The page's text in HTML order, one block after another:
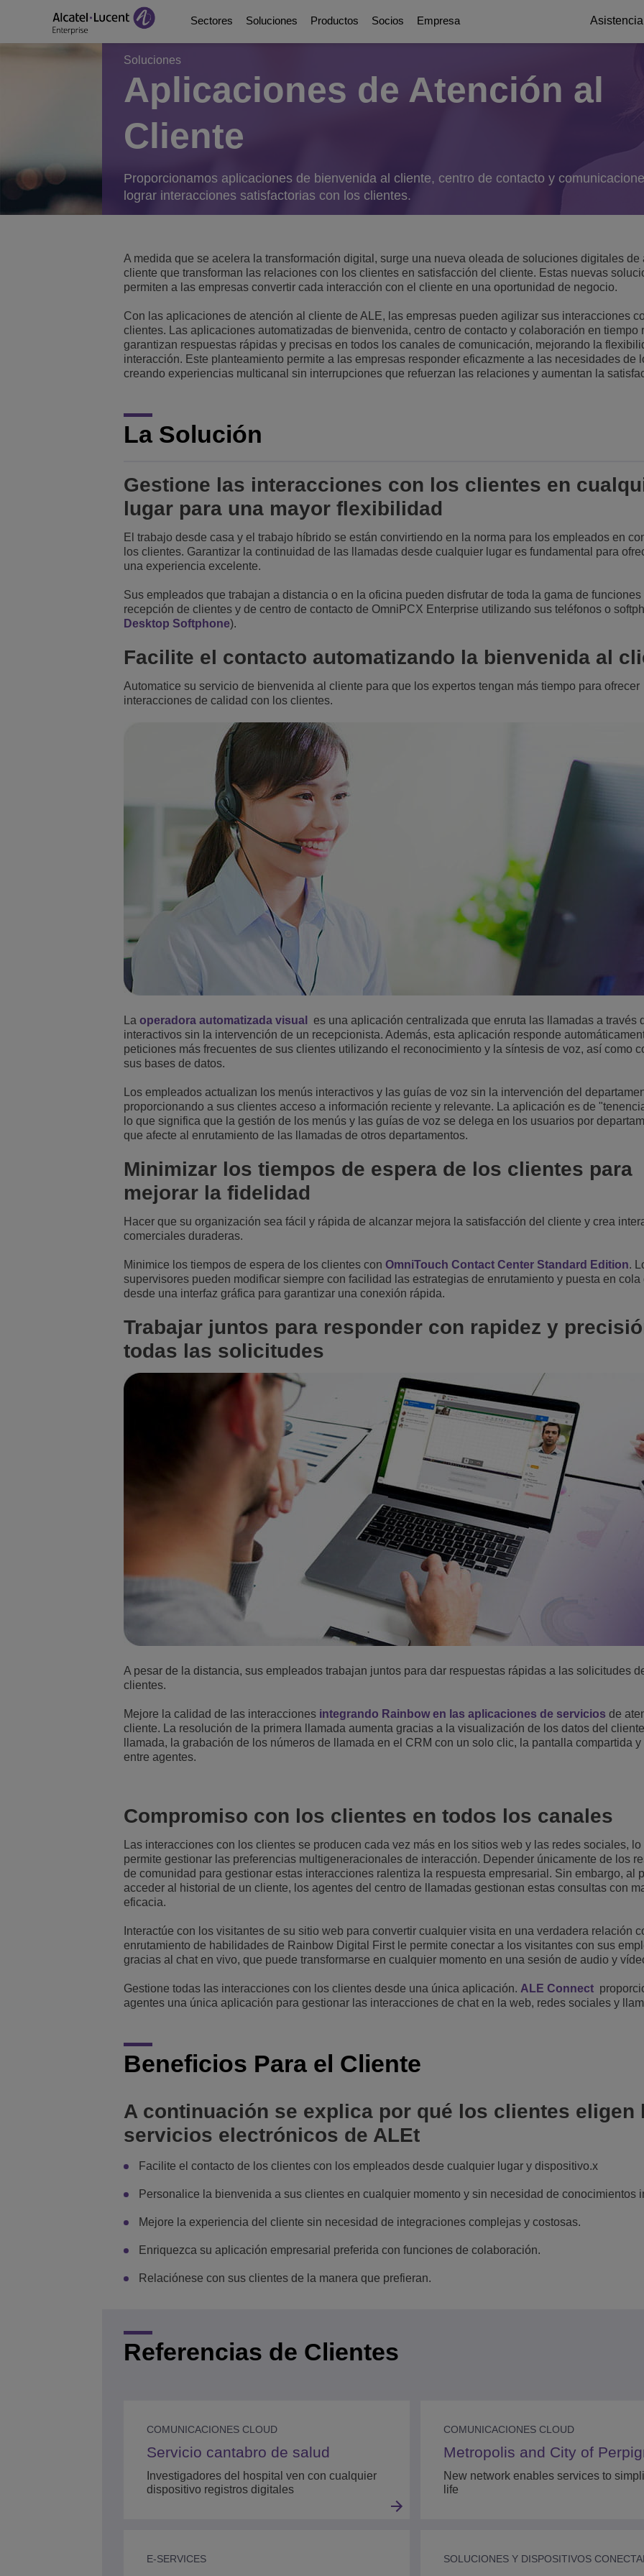
Asistencia
Sectores
Education Solutions Education
Primacía del
Soluciones de energía y servicios públicos
Soluciones sanitarias
Manufacturing Solutions
Edificios inteligentes
Transportation Solutions
Pequeñas y medias empresas, PYMES
Soluciones
Digital Age Communications Digital Age
Seguridad
Single Pair Ethernet
Comunicaciones unificadas
Aplicaciones de Atención al Cliente
Todo como servicio (XaaS)
Digital Age Networking
Servicios
Productos
Plataformas de comunicación Plataformas de
OpenTouch Enterprise Cloud
DECT Platforms
Estaciones base SIP-DECT
Lee más
Contact Center and Attendants
DeskPhones, Softphones y Dispositivos
Switches
LAN inalámbrica
Gestión de red y seguridad
Socios
Socios Socios
Business Partners
Developer and Solution Partners
Empresa
Quiénes somos Quiénes somos
Historia
Videoteca
Blog
Eventos y Webinars
Novedades ALE
Ubicación de las oficinas de ALE
Soluciones
Aplicaciones de Atención al
Cliente
Proporcionamos aplicaciones de bienvenida al cliente, centro de contacto y
lograr interacciones satisfactorias con los clientes.
A medida que se acelera la transformación digital, surge una nueva oleada de soluciones digitales de
cliente que transforman las relaciones con los clientes en satisfacción del cliente. Estas nuevas
permiten a las empresas convertir cada interacción con el cliente en una oportunidad de negocio.
Con las aplicaciones de atención al cliente de ALE, las empresas pueden agilizar sus interacciones
clientes. Las aplicaciones automatizadas de bienvenida, centro de contacto y colaboración en tiempo
garantizan respuestas rápidas y precisas en todos los canales de comunicación, mejorando la
interacción. Este planteamiento permite a las empresas responder eficazmente a las necesidades de
creando experiencias multicanal sin interrupciones que refuerzan las relaciones y aumentan la
La Solución
Gestione las interacciones con los clientes en
lugar para una mayor flexibilidad
El trabajo desde casa y el trabajo híbrido se están convirtiendo en la norma para los empleados en
los clientes. Garantizar la continuidad de las llamadas desde cualquier lugar es fundamental para
una experiencia excelente.
Sus empleados que trabajan a distancia o en la oficina pueden disfrutar de toda la gama de funciones
recepción de clientes y de centro de contacto de OmniPCX Enterprise utilizando sus teléfonos o
Desktop Softphone).
Facilite el contacto automatizando la bienvenida al
Automatice su servicio de bienvenida al cliente para que los expertos tengan más tiempo para ofrecer
interacciones de calidad con los clientes.
La operadora automatizada visual
es una aplicación centralizada que enruta las llamadas a través
interactivos sin la intervención de un recepcionista. Además, esta aplicación responde
peticiones más frecuentes de sus clientes utilizando el reconocimiento y la síntesis de voz, así como
sus bases de datos.
Los empleados actualizan los menús interactivos y las guías de voz sin la intervención del
proporcionando a sus clientes acceso a información reciente y relevante. La aplicación es de
lo que significa que la gestión de los menús y las guías de voz se delega en los usuarios por
que afecte al enrutamiento de las llamadas de otros departamentos.
Minimizar los tiempos de espera de los clientes para
mejorar la fidelidad
Hacer que su organización sea fácil y rápida de alcanzar mejora la satisfacción del cliente y crea
comerciales duraderas.
Minimice los tiempos de espera de los clientes con OmniTouch Contact Center Standard Edition.
supervisores pueden modificar siempre con facilidad las estrategias de enrutamiento y puesta en
desde una interfaz gráfica para garantizar una conexión rápida.
Trabajar juntos para responder con rapidez y
todas las solicitudes
A pesar de la distancia, sus empleados trabajan juntos para dar respuestas rápidas a las solicitudes
clientes.
Mejore la calidad de las interacciones integrando Rainbow en las aplicaciones de servicios de
cliente. La resolución de la primera llamada aumenta gracias a la visualización de los datos del
llamada, la grabación de los números de llamada en el CRM con un solo clic, la pantalla compartida y
entre agentes.
Compromiso con los clientes en todos los canales
Las interacciones con los clientes se producen cada vez más en los sitios web y las redes sociales,
permite gestionar las preferencias multigeneracionales de interacción. Depender únicamente de los
de comunidad para gestionar estas interacciones ralentiza la respuesta empresarial. Sin embargo, al
acceder al historial de un cliente, los agentes del centro de llamadas gestionan estas consultas con
eficacia.
Interactúe con los visitantes de su sitio web para convertir cualquier visita en una verdadera relación
enrutamiento de habilidades de Rainbow Digital First le permite conectar a los visitantes con sus
gracias al chat en vivo, que puede transformarse en cualquier momento en una sesión de audio y
Gestione todas las interacciones con los clientes desde una única aplicación. ALE Connect
agentes una única aplicación para gestionar las interacciones de chat en la web, redes sociales y
Beneficios Para el Cliente
A continuación se explica por qué los clientes eligen
servicios electrónicos de ALEt
Facilite el contacto de los clientes con los empleados desde cualquier lugar y dispositivo.x
Personalice la bienvenida a sus clientes en cualquier momento y sin necesidad de conocimientos
Mejore la experiencia del cliente sin necesidad de integraciones complejas y costosas.
Enriquezca su aplicación empresarial preferida con funciones de colaboración.
Relaciónese con sus clientes de la manera que prefieran.
Referencias de Clientes
COMUNICACIONES CLOUD
Servicio cantabro de salud
Investigadores del hospital ven con cualquier
dispositivo registros digitales
COMUNICACIONES CLOUD
Metropolis and City of
New network enables services to
life
E-SERVICES SOLUCIONES Y DISPOSITIVOS